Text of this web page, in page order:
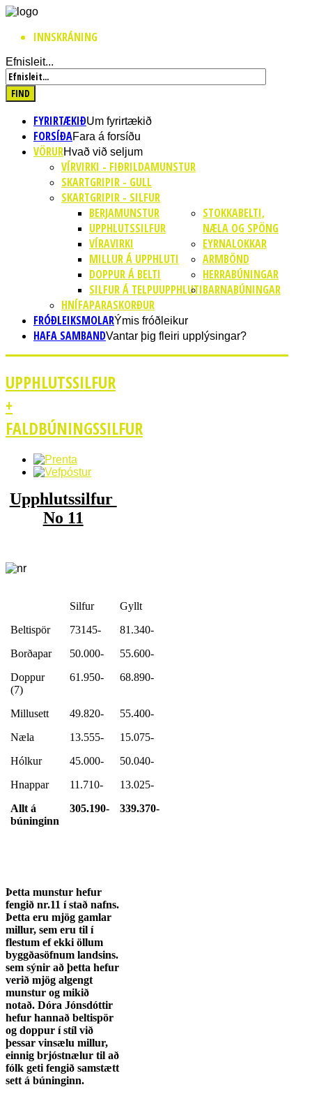
INNSKRÁNING
Efnisleit...
FYRIRTÆKIÐUm fyrirtækið
FORSÍÐAFara á forsíðu
VÖRURHvað við seljum
VÍRVIRKI - FIÐRILDAMUNSTUR
SKARTGRIPIR - GULL
SKARTGRIPIR - SILFUR
BERJAMUNSTUR
UPPHLUTSSILFUR
VÍRAVIRKI
MILLUR Á UPPHLUTI
DOPPUR Á BELTI
SILFUR Á TELPUUPPHLUTI
STOKKABELTI,
NÆLA OG SPÖNG
EYRNALOKKAR
ARMBÖND
HERRABÚNINGAR
BARNABÚNINGAR
HNÍFAPARASKORÐUR
FRÓÐLEIKSMOLARÝmis fróðleikur
HAFA SAMBANDVantar þig fleiri upplýsingar?
UPPHLUTSSILFUR
+
FALDBÚNINGSSILFUR
Upphlutssilfur
No 11
Silfur
Gyllt
Beltispör
73145-
81.340-
Borðapar
Doppur
(7)
50.000-
61.950-
55.600-
68.890-
Millusett 49.820-
55.400-
Næla
13.555-
15.075-
Hólkur
45.000-
50.040-
Hnappar
Allt á
búninginn
11.710-
305.190-
13.025-
339.370-
Þetta munstur hefur
fengið nr.11 í stað nafns.
Þetta eru mjög gamlar
millur, sem eru til í
flestum ef ekki öllum
byggðasöfnum landsins.
sem sýnir að þetta hefur
verið mjög algengt
munstur og mikið
notað. Dóra Jónsdóttir
hefur hannað beltispör
og doppur í stíl við
þessar vinsælu millur,
einnig brjóstnælur til að
fólk geti fengið samstætt
sett á búninginn.